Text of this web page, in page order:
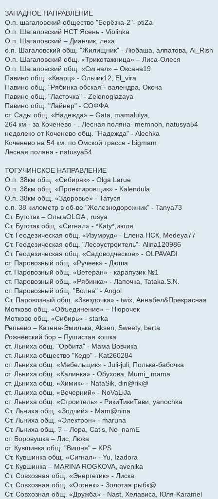
ЗАПАДНОЕ НАПРАВЛЕНИЕ
О.п. шагаловский общество "Берёзка-2"- ptiZa
О.п. Шагаловский НСТ Ясень - Violinka
О.п. Шагаловский – Дианчик, леха
о.п. Шагаловский общ. "Жилищник" - Любаша, алпатова, Ai_Rish
О.п. Шагаловский общ. «Трикотажница» – Лиса-Олеся
О.п. Шагаловский общ. «Сигнал» – Оксана19
Павино общ. «Кварц» - Ольчик12, El_vira
Павино общ. "Рябинка обская"- валендра, Оксна
Павино общ. "Ласточка" - Zelenoglazaya
Павино общ. "Лайнер" - СОФФА
ст. Сады общ. «Надежда» – Gata, mamalulya,
264 км - за Коченево - . Лесная поляна- memnoh, natusya54
недолеко от Коченево общ. "Надежда" - Alechka
Коченево на 54 км. по Омской трассе - bigmam
Лесная поляна - natusya54
ТОГУЧИНСКОЕ НАПРАВЛЕНИЕ
О.п. 38км общ. «Сибиряк» - Olga Larue
О.п. 38км общ. «Проектировщик» - Kalendula
О.п. 38км общ. «Здоровье» - Татуся
о.п. 38 километр в об-ве "Железнодорожник" - Tanya73
Ст. Буготак – ОльгаOLGA , rusya
Ст. Буготак общ. «Сигнал» - *Katy*,июля
Ст. Геодезическая общ. «Изумруд» - Елена НСК, Medeya77
Ст. Геодезическая общ. "Лесоустроитель"- Alina120986
Ст. Геодезическая общ. «Садоводческое» - OLPAVADI
ст. Паровозный общ. «Ручеек» - Дюша
ст. Паровозный общ. «Ветеран» - карапузик №1
ст. Паровозный общ. «Рябинка» - Лапочка, Tataka.S.N.
ст. Паровозный общ. "Волна" - Angol
Ст. Паровозный общ. «Звездочка» - twix, Аннабел&Прекрасная
Мотково общ. «Объединение» – Нюрочек
Мотково общ. «Сибирь» - starka
Репьево – Катена-Эмилька, Aksen, Sweety, berta
Рожнёвский бор – Пушистая кошка
ст. Льниха общ. "Орбита" - Мама Вовчика
ст. Льниха общество "Кедр" - Kat260284
ст. Льниха общ. «Мебельщик» - Juli-juli, Полька-бабочка
ст. Льниха общ. «Калинка» - Обухова, Mumi_ mama
ст. Дьниха общ. «Химик» - NataSik, din@rik@
ст. Льниха общ. «Вечерний» - NoVaLiJa
ст. Льниха общ. «Строитель» - РикиТикиТави, yanochka
Ст. Льниха общ. «Зодчий» - Mam@nina
Ст. Льниха общ. «Электрон» - maruna
Ст. Льниха общ. ? – Лора, Cat‘s, No_namE
ст. Боровушка – Лис, Люка
ст. Кувшинка общ. "Вишня" – KPS
Ст. Кувшинка общ. «Сигнал» - Yu, Izadora
Ст. Кувшинка – MARINA ROGKOVA, avenika
Ст. Совхозная общ. «Энергетик» - Лиска
Ст. Совхозная общ. «Огонек» - Золотая рыбк@
Ст. Совхозная общ. «Дружба» - Nast, Хелависа, Юля-Karamel